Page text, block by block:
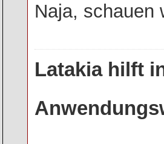
Naja, schauen
Latakia hilft